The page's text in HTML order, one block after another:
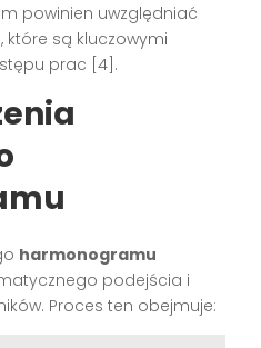
powinien uwzględniać
które są kluczowymi
prac [4].
harmonogramu
podejścia i
Proces ten obejmuje: